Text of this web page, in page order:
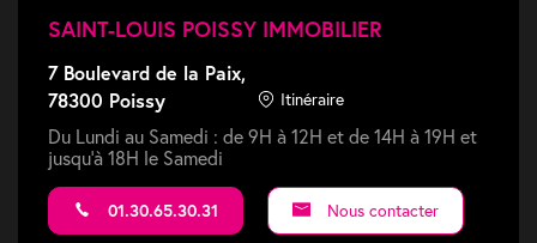
SAINT-LOUIS POISSY IMMOBILIER
7 Boulevard de la Paix,
78300 Poissy
Itinéraire
Du Lundi au Samedi : de 9H à 12H et de 14H à 19H et
jusqu'à 18H le Samedi
01.30.65.30.31 Nous contacter